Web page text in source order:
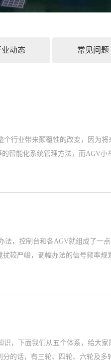
业动态 常见问题
行业带来颠覆性的改变，因为
智能化系统管理方法，而AGV
，控制台和各AGV就组成了一
较严峻，调幅办法的信号频率
，下面我们从五个体系，给大
的话，有三轮、四轮、六轮及